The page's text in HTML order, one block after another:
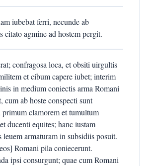
iubebat ferri, necunde ab
citato agmine ad hostem pergit.
confragosa loca, et obsiti uirgultis
et cibum capere iubet; interim
in medium coniectis arma Romani
cum ab hoste conspecti sunt
primum clamorem et tumultum
ducenti equites; hanc iustam
armaturam in subsidiis posuit.
Romani pila coniecerunt.
ipsi consurgunt; quae cum Romani